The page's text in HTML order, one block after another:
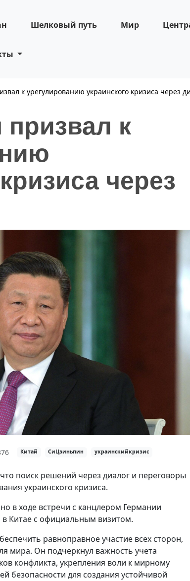
Шелковый путь Мир
к урегулированию украинского кризиса через
к
через
Китай СиЦзиньпин украинскийкризис
поиск решений через диалог и переговоры
украинского кризиса.
в ходе встречи с канцлером Германии
Китае с официальным визитом.
равноправное участие всех сторон,
мира. Он подчеркнул важность учета
конфликта, укрепления воли к мирному
безопасности для создания устойчивой